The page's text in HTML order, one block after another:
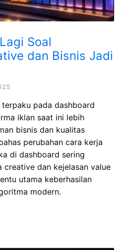
Soal
dan Bisnis Jadi
pada dashboard
iklan saat ini lebih
bisnis dan kualitas
perubahan cara kerja
di dashboard sering
creative dan kejelasan value
utama keberhasilan
modern.